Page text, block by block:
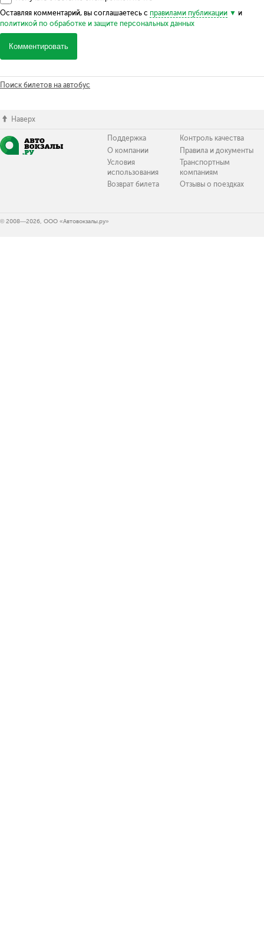
Оставляя комментарий, вы соглашаетесь с правилами публикации
и
политикой по обработке и защите персональных данных
Комментировать
Поиск билетов на автобус
Наверх
Поддержка
О компании
Условия
использования
Возврат билета
Контроль качества
Правила и документы
Транспортным
компаниям
Отзывы о поездках
© 2008—2026, ООО «Автовокзалы.ру»